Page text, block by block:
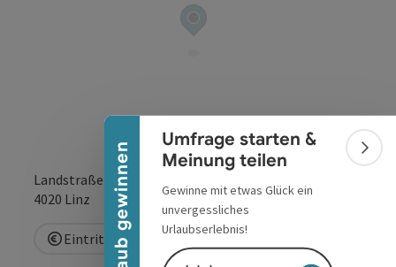
Urlaub gewinnen
Banner einklappen
Umfrage starten &
Meinung teilen
Gewinne mit etwas Glück ein
unvergessliches
Urlaubserlebnis!
Landstraße 41
4020 Linz in Google
Eintritt frei